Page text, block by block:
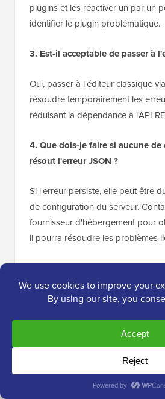
plugins et les réactiver un par un
identifier le plugin problématique.
3. Est-il acceptable de passer à
Oui, passer à l'éditeur classique
résoudre temporairement les
réduisant la dépendance à l'API
4. Que dois-je faire si aucune de
résout l'erreur JSON ?
Si l'erreur persiste, elle peut être
de configuration du serveur.
fournisseur d'hébergement pour
il pourra résoudre les problèmes
Explorer d'autres guides
WordPress
Nous avons rassemblé une
pour vous aider à résoudre
courants que vous pourriez